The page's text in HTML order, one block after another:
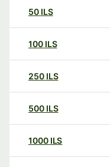
50 ILS
100 ILS
250 ILS
500 ILS
1000 ILS